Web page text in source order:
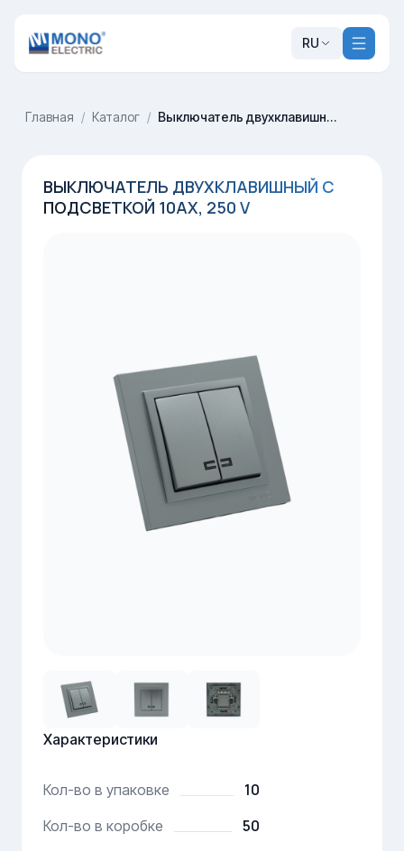
RU
Главная / Каталог / Выключатель двухклавишный с подсветкой 10AX, 250 V
ВЫКЛЮЧАТЕЛЬ ДВУХКЛАВИШНЫЙ С
ПОДСВЕТКОЙ 10AX, 250 V
Характеристики
Кол-во в упаковке 10
Кол-во в коробке 50